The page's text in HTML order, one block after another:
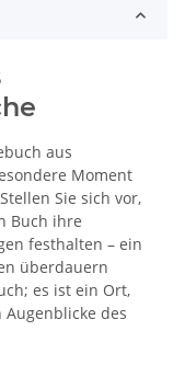
aus
Moment
Sie sich vor,
Buch ihre
festhalten – ein
überdauern
es ist ein Ort,
des